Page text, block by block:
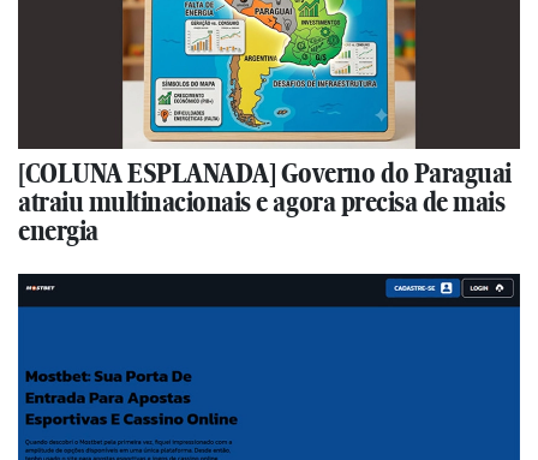
[COLUNA ESPLANADA] Governo do Paraguai
atraiu multinacionais e agora precisa de mais
energia